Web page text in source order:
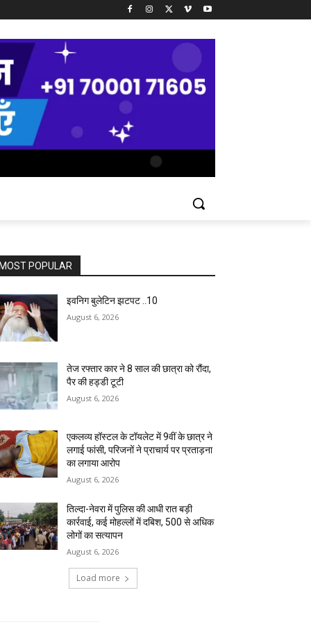
MOST POPULAR
इवनिग बुलेटिन झटपट ..10
August 6, 2026
तेज रफ्तार कार ने 8 साल की छात्रा को रौंदा,
पैर की हड्डी टूटी
August 6, 2026
एकलव्य हॉस्टल के टॉयलेट में 9वीं के छात्र ने
लगाई फांसी, परिजनों ने प्राचार्य पर प्रताड़ना
का लगाया आरोप
August 6, 2026
तिल्दा-नेवरा में पुलिस की आधी रात बड़ी
कार्रवाई, कई मोहल्लों में दबिश, 500 से अधिक
लोगों का सत्यापन
August 6, 2026
Load more